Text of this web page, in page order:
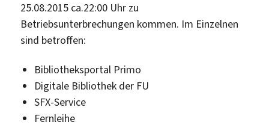
25.08.2015 ca.22:00 Uhr zu
Betriebsunterbrechungen kommen. Im Einzelnen
sind betroffen:
Bibliotheksportal Primo
Digitale Bibliothek der FU
SFX-Service
Fernleihe